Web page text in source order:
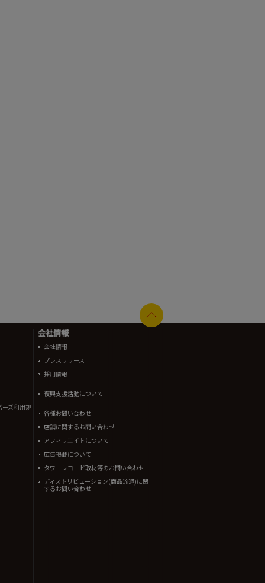
ーズ利用規
会社情報
会社情報
プレスリリース
採用情報
復興支援活動について
各種お問い合わせ
店舗に関するお問い合わせ
アフィリエイトについて
広告掲載について
タワーレコード取材等のお問い合わせ
ディストリビューション(商品流通)に関
するお問い合わせ